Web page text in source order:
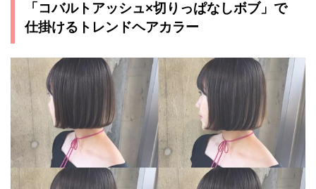
「コバルトアッシュ×切りっぱなしボブ」で
仕掛けるトレンドヘアカラー